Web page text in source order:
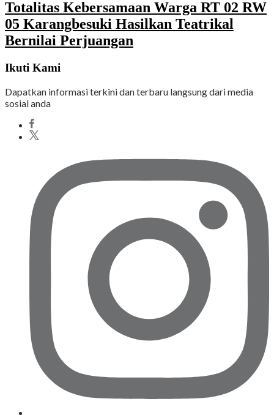
Totalitas Kebersamaan Warga RT 02 RW
05 Karangbesuki Hasilkan Teatrikal
Bernilai Perjuangan
Ikuti Kami
Dapatkan informasi terkini dan terbaru langsung dari media
sosial anda